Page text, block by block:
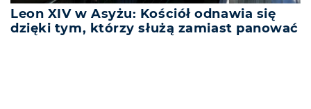
Leon XIV w Asyżu: Kościół odnawia się
dzięki tym, którzy służą zamiast panować